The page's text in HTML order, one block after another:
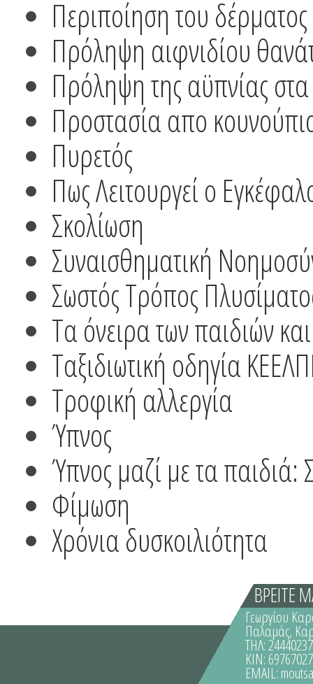
Περιποίηση του
Πρόληψη αιφνιδίου
Πρόληψη της αϋπνίας
Προστασία απο
Πυρετός
Πως Λειτουργεί ο
Σκολίωση
Συναισθηματική
Σωστός Τρόπος
Τα όνειρα των παιδιών
Ταξιδιωτική οδηγία
Τροφική αλλεργία
Ύπνος
Ύπνος μαζί με τα
Φίμωση
Χρόνια δυσκοιλιότητα
ΒΡΕΙΤΕ
Γεωργίου
Παλαμάς,
ΤΗΛ:
ΚΙΝ:
EMAIL: